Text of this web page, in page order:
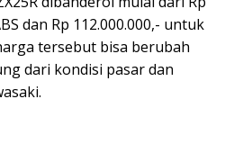
dan Rp 112.000.000,- untuk
tersebut bisa berubah
dari kondisi pasar dan